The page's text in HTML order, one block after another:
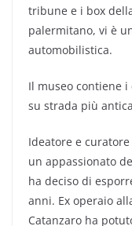
tribune e i box
palermitano, vi è
automobilistica.
Il museo contiene
su strada più
Ideatore e
un appassionato
ha deciso di
anni. Ex operaio
Catanzaro ha